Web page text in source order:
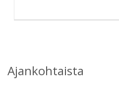
Ajankohtaista